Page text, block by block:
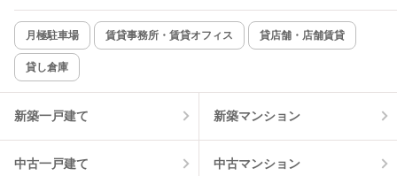
新着のみ インターネット無料
該当件数:
4
物件一覧に反映
月極駐車場 賃貸事務所・賃貸オフィス 貸店舗・店舗賃貸
貸し倉庫
新築一戸建て 新築マンション
中古一戸建て 中古マンション